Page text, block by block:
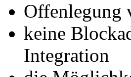
Offenlegung
keine
Integration